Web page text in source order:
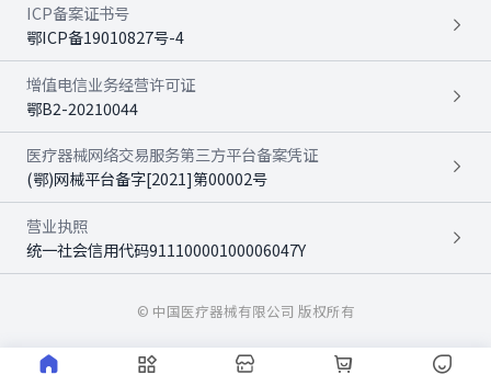
ICP备案证书号
鄂ICP备19010827号-4
增值电信业务经营许可证
鄂B2-20210044
医疗器械网络交易服务第三方平台备案凭证
(鄂)网械平台备字[2021]第00002号
营业执照
统一社会信用代码91110000100006047Y
© 中国医疗器械有限公司 版权所有